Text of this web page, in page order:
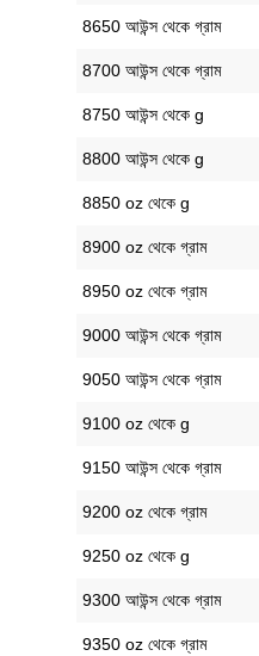
8650 আউন্স থেকে গ্রাম
8700 আউন্স থেকে গ্রাম
8750 আউন্স থেকে g
8800 আউন্স থেকে g
8850 oz থেকে g
8900 oz থেকে গ্রাম
8950 oz থেকে গ্রাম
9000 আউন্স থেকে গ্রাম
9050 আউন্স থেকে গ্রাম
9100 oz থেকে g
9150 আউন্স থেকে গ্রাম
9200 oz থেকে গ্রাম
9250 oz থেকে g
9300 আউন্স থেকে গ্রাম
9350 oz থেকে গ্রাম